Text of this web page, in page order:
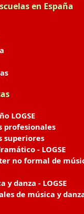
en España
LOGSE
profesionales
superiores
- LOGSE
no formal de
y danza - LOGSE
de música y